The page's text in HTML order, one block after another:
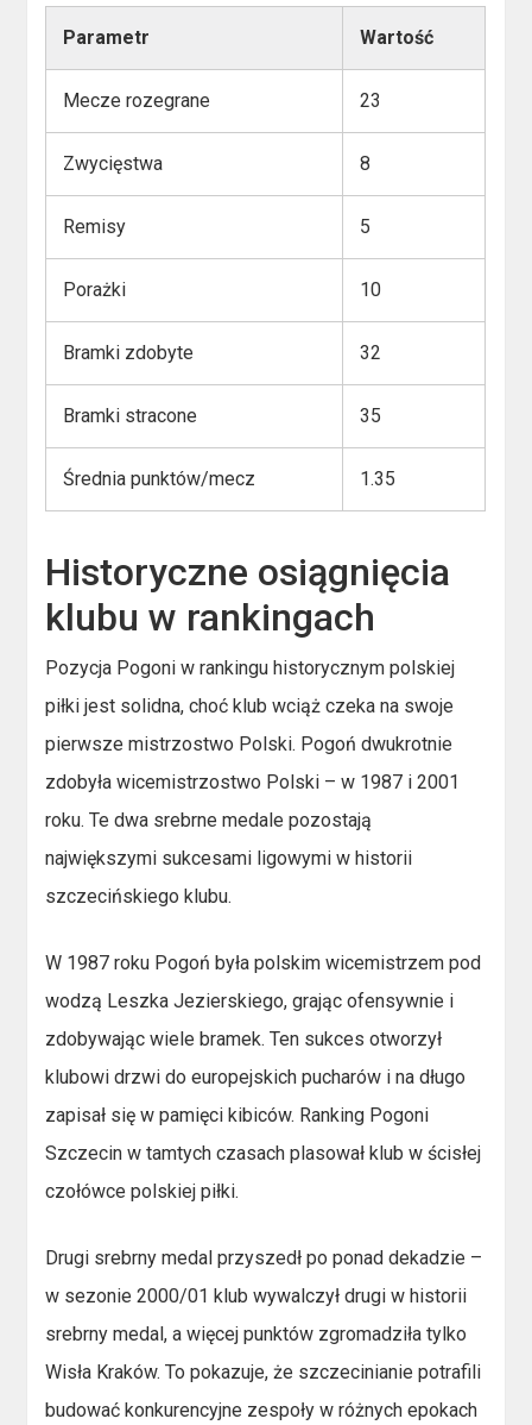
Parametr Wartość
Mecze rozegrane 23
Zwycięstwa 8
Remisy 5
Porażki 10
Bramki zdobyte 32
Bramki stracone 35
Średnia punktów/mecz 1.35
Historyczne osiągnięcia
klubu w rankingach
Pozycja Pogoni w rankingu historycznym polskiej
piłki jest solidna, choć klub wciąż czeka na swoje
pierwsze mistrzostwo Polski. Pogoń dwukrotnie
zdobyła wicemistrzostwo Polski – w 1987 i 2001
roku. Te dwa srebrne medale pozostają
największymi sukcesami ligowymi w historii
szczecińskiego klubu.
W 1987 roku Pogoń była polskim wicemistrzem pod
wodzą Leszka Jezierskiego, grając ofensywnie i
zdobywając wiele bramek. Ten sukces otworzył
klubowi drzwi do europejskich pucharów i na długo
zapisał się w pamięci kibiców. Ranking Pogoni
Szczecin w tamtych czasach plasował klub w ścisłej
czołówce polskiej piłki.
Drugi srebrny medal przyszedł po ponad dekadzie –
w sezonie 2000/01 klub wywalczył drugi w historii
srebrny medal, a więcej punktów zgromadziła tylko
Wisła Kraków. To pokazuje, że szczecinianie potrafili
budować konkurencyjne zespoły w różnych epokach